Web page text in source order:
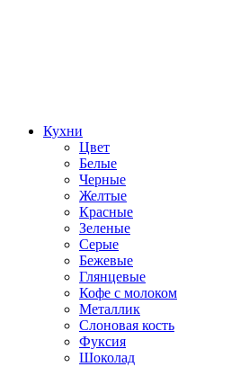
Кухни
Цвет
Белые
Черные
Желтые
Красные
Зеленые
Серые
Бежевые
Глянцевые
Кофе с молоком
Металлик
Слоновая кость
Фуксия
Шоколад